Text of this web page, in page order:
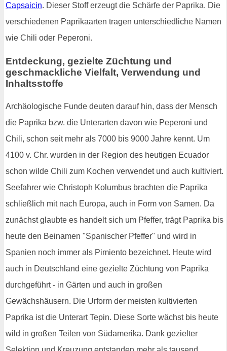
Capsaicin. Dieser Stoff erzeugt die Schärfe der Paprika. Die
verschiedenen Paprikaarten tragen unterschiedliche Namen
wie Chili oder Peperoni.
Entdeckung, gezielte Züchtung und
geschmackliche Vielfalt, Verwendung und
Inhaltsstoffe
Archäologische Funde deuten darauf hin, dass der Mensch
die Paprika bzw. die Unterarten davon wie Peperoni und
Chili, schon seit mehr als 7000 bis 9000 Jahre kennt. Um
4100 v. Chr. wurden in der Region des heutigen Ecuador
schon wilde Chili zum Kochen verwendet und auch kultiviert.
Seefahrer wie Christoph Kolumbus brachten die Paprika
schließlich mit nach Europa, auch in Form von Samen. Da
zunächst glaubte es handelt sich um Pfeffer, trägt Paprika bis
heute den Beinamen "Spanischer Pfeffer" und wird in
Spanien noch immer als Pimiento bezeichnet. Heute wird
auch in Deutschland eine gezielte Züchtung von Paprika
durchgeführt - in Gärten und auch in großen
Gewächshäusern. Die Urform der meisten kultivierten
Paprika ist die Unterart Tepin. Diese Sorte wächst bis heute
wild in großen Teilen von Südamerika. Dank gezielter